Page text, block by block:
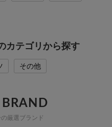
カテゴリから探す
その他
BRAND
厳選ブランド